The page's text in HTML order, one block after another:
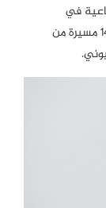
في
البرلمان الألماني وافقت للمرة الأولى على شراء 140 مسيرة من